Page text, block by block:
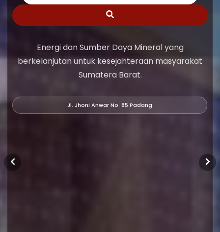
Energi dan Sumber Daya Mineral yang
berkelanjutan untuk kesejahteraan masyarakat
Sumatera Barat.
Jl. Jhoni Anwar No. 85 Padang